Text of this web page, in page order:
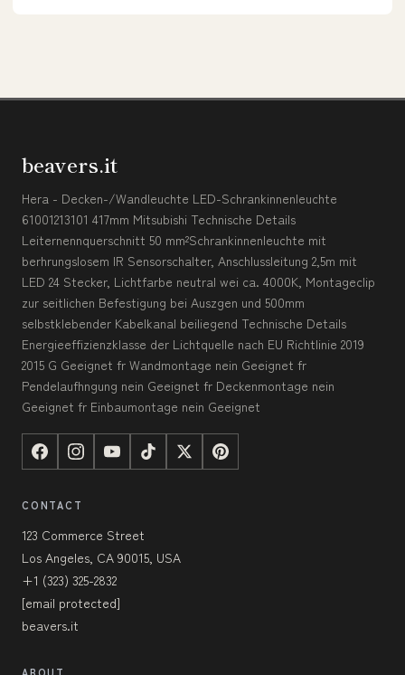
beavers.it
Hera - Decken-/Wandleuchte LED-Schrankinnenleuchte
61001213101 417mm Mitsubishi Technische Details
Leiternennquerschnitt 50 mm²Schrankinnenleuchte mit
berhrungslosem IR Sensorschalter, Anschlussleitung 2,5m mit
LED 24 Stecker, Lichtfarbe neutral wei ca. 4000K, Montageclip
zur seitlichen Befestigung bei Auszgen und 500mm
selbstklebender Kabelkanal beiliegend Technische Details
Energieeffizienzklasse der Lichtquelle nach EU Richtlinie 2019
2015 G Geeignet fr Wandmontage nein Geeignet fr
Pendelaufhngung nein Geeignet fr Deckenmontage nein
Geeignet fr Einbaumontage nein Geeignet
CONTACT
123 Commerce Street
Los Angeles, CA 90015, USA
+1 (323) 325-2832
[email protected]
beavers.it